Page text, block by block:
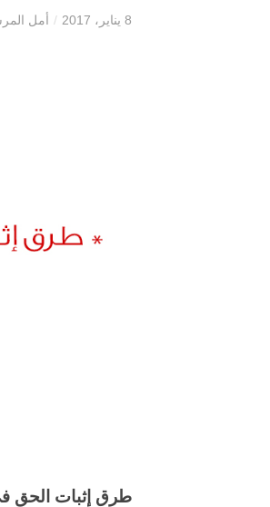
8 يناير، 2017 / أمل
طرق إثبات الحق